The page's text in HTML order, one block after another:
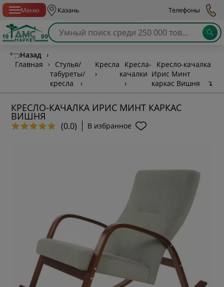
Меню Казань Телефоны
Назад ›
Главная
›
Стулья/
табуреты/
кресла
›
Кресла
›
Кресла-
качалки
›
Кресло-качалка
Ирис Минт
каркас Вишня
↴
КРЕСЛО-КАЧАЛКА ИРИС МИНТ КАРКАС
ВИШНЯ
(0.0) В избранное